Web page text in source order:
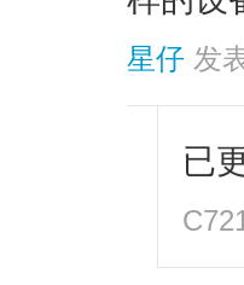
星仔 发
已